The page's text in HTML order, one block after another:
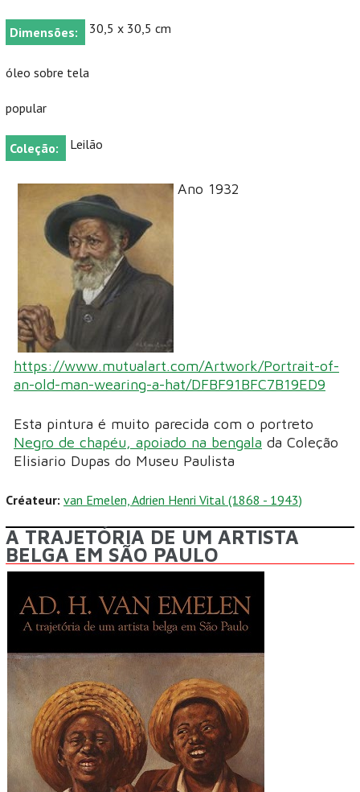
Dimensões: 30,5 x 30,5 cm
óleo sobre tela
popular
Coleção: Leilão
Ano 1932
https://www.mutualart.com/Artwork/Portrait-of-
an-old-man-wearing-a-hat/DFBF91BFC7B19ED9
Esta pintura é muito parecida com o portreto
Negro de chapéu, apoiado na bengala da Coleção
Elisiario Dupas do Museu Paulista
Créateur: van Emelen, Adrien Henri Vital (1868 - 1943)
A TRAJETÓRIA DE UM ARTISTA
BELGA EM SÃO PAULO